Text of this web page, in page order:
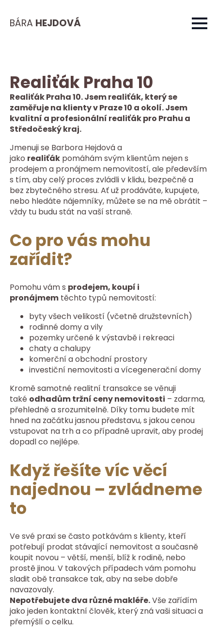
BÁRA HEJDOVÁ
Realiťák Praha 10
Realiťák Praha 10. Jsem realiťák, který se
zaměřuje na klienty v Praze 10 a okolí. Jsem
kvalitní a profesionální realiťák pro Prahu a
Středočeský kraj.
Jmenuji se Barbora Hejdová a
jako realiťák pomáhám svým klientům nejen s
prodejem a pronájmem nemovitostí, ale především
s tím, aby celý proces zvládli v klidu, bezpečně a
bez zbytečného stresu. Ať už prodáváte, kupujete,
nebo hledáte nájemníky, můžete se na mě obrátit –
vždy tu budu stát na vaší straně.
Co pro vás mohu
zařídit?
Pomohu vám s prodejem, koupí i
pronájmem těchto typů nemovitostí:
byty všech velikostí (včetně družstevních)
rodinné domy a vily
pozemky určené k výstavbě i rekreaci
chaty a chalupy
komerční a obchodní prostory
investiční nemovitosti a vícegenerační domy
Kromě samotné realitní transakce se věnuji
také odhadům tržní ceny nemovitosti – zdarma,
přehledně a srozumitelně. Díky tomu budete mít
hned na začátku jasnou představu, s jakou cenou
vstupovat na trh a co případně upravit, aby prodej
dopadl co nejlépe.
Když řešíte víc věcí
najednou – zvládneme
to
Ve své praxi se často potkávám s klienty, kteří
potřebují prodat stávající nemovitost a současně
koupit novou – větší, menší, blíž k rodině, nebo
prostě jinou. V takových případech vám pomohu
sladit obě transakce tak, aby na sebe dobře
navazovaly.
Nepotřebujete dva různé makléře.Vše zařídím
jako jeden kontaktní člověk, který zná vaši situaci a
přemýšlí o celku.